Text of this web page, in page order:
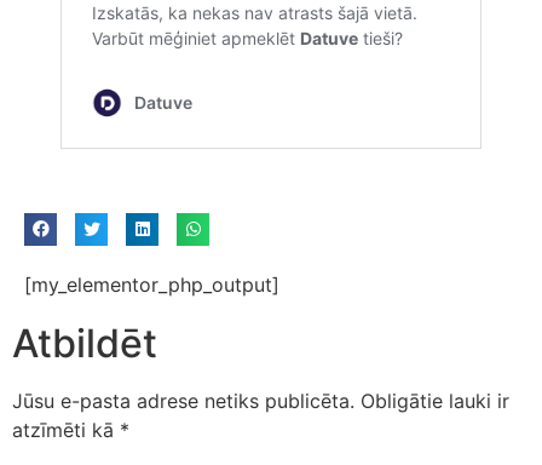
[my_elementor_php_output]
Atbildēt
Jūsu e-pasta adrese netiks publicēta. Obligātie lauki ir
atzīmēti kā *